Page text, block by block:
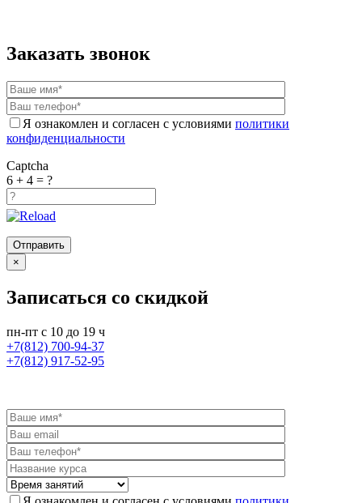
Заказать звонок
Я ознакомлен и согласен с условиями политики
конфиденциальности
Captcha
6 + 4 = ?
×
Записаться со скидкой
пн-пт с 10 до 19 ч
+7(812) 700-94-37
+7(812) 917-52-95